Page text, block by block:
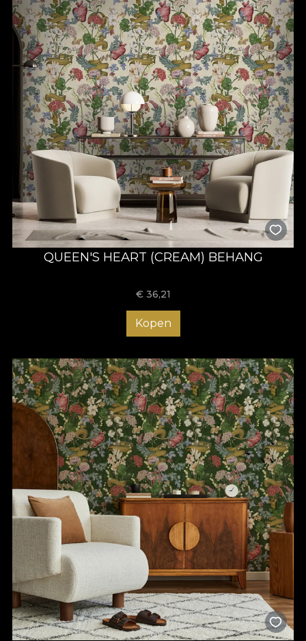
QUEEN'S HEART (CREAM) BEHANG
€ 36,21
Kopen